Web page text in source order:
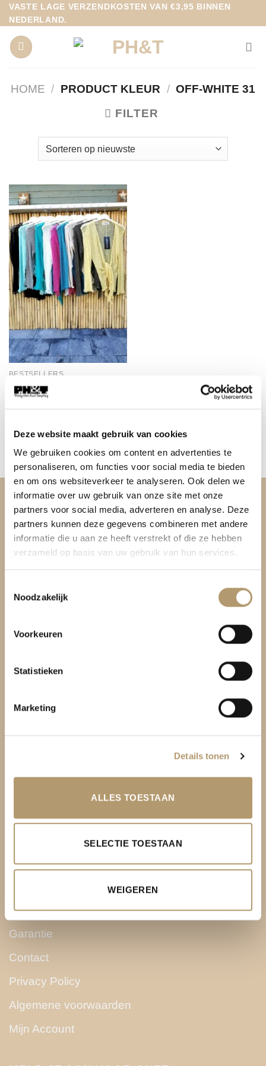
Deze website maakt gebruik van cookies
We gebruiken cookies om content en advertenties te
personaliseren, om functies voor social media te bieden
en om ons websiteverkeer te analyseren. Ook delen we
informatie over uw gebruik van onze site met onze
partners voor social media, adverteren en analyse. Deze
partners kunnen deze gegevens combineren met andere
informatie die u aan ze heeft verstrekt of die ze hebben
verzameld op basis van uw gebruik van hun services.
Noodzakelijk
Voorkeuren
Statistieken
Marketing
Details tonen
ALLES TOESTAAN
SELECTIE TOESTAAN
WEIGEREN
Ga
naar
inhoud
VASTE LAGE VERZENDKOSTEN VAN €3,95 BINNEN
NEDERLAND.
HOME / PRODUCT KLEUR / OFF-WHITE 31
FILTER
BESTSELLERS
1.FA-120 Knoop vestje div.
kleuren
Gewaardeerd
5.00uit 5
17,95
OVER PH&T
Pretty Hot And Tempting
Be Bag
Kromme Spieringweg 205
BTW. NL002080714B79
KLANTENSERVICE
Levering
Ruilen & retourneren
Betaalmethoden
Garantie
Contact
Privacy Policy
Algemene voorwaarden
Mijn Account